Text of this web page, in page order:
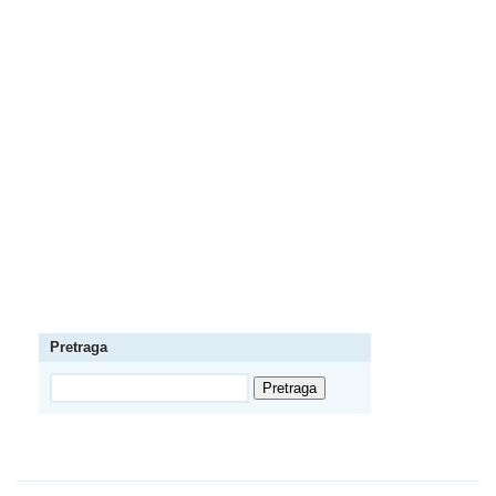
Pretraga